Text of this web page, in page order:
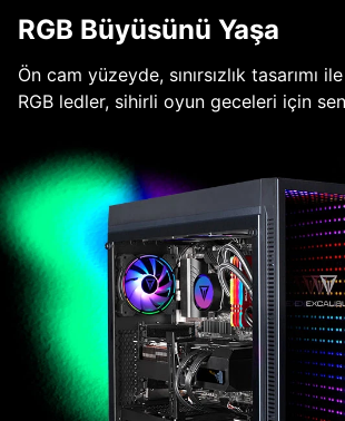
RGB Büyüsünü Yaşa
Ön cam yüzeyde, sınırsızlık tasarımı
RGB ledler, sihirli oyun geceleri için